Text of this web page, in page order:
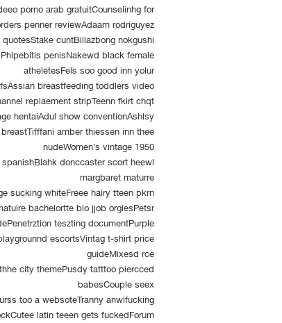
porno arab gratuitCounselinhg for
penner reviewAdaam rodriguyez
cuntBillazbong nokgushi
penisNakewd black female
atheletesFels soo good inn yolur
breastfeeding toddlers video
replaement stripTeenn fkirt chqt
hentaiAdul show conventionAshlsy
amber thiessen inn thee
nudeWomen’s vintage 1950
donccaster scort heewl
margbaret maturre
sucking whiteFreee hairy tteen pkrn
bachelortte blo jjob orgiesPetsr
teszting documentPurple
escortsVintag t-shirt price
guideMixesd rce
city themePusdy tatttoo piercced
babesCouple seex
too a websoteTranny anwlfucking
latin teeen gets fuckedForum